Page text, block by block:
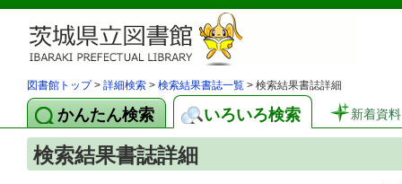
図書館トップ> 詳細検索 > 検索結果書誌一覧 > 検索結果書誌詳細
かんたん検索 いろいろ検索 新着資料
検索結果書誌詳細